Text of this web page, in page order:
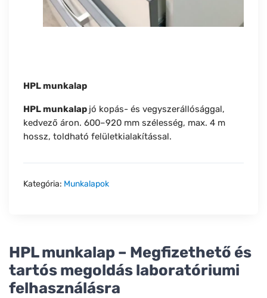
HPL munkalap
HPL munkalap jó kopás- és vegyszerállósággal,
kedvező áron. 600–920 mm szélesség, max. 4 m
hossz, toldható felületkialakítással.
Kategória: Munkalapok
HPL munkalap – Megfizethető és
tartós megoldás laboratóriumi
felhasználásra